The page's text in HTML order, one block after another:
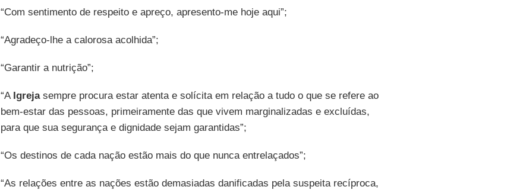
“Com sentimento de respeito e apreço, apresento-me hoje aqui”;
“Agradeço-lhe a calorosa acolhida”;
“Garantir a nutrição”;
“A Igrejasempre procura estar atenta e solícita em relação a tudo o que se refere ao
bem-estar das pessoas, primeiramente das que vivem marginalizadas e excluídas,
para que sua segurança e dignidade sejam garantidas”;
“Os destinos de cada nação estão mais do que nunca entrelaçados”;
“As relações entre as nações estão demasiadas danificadas pela suspeita recíproca,